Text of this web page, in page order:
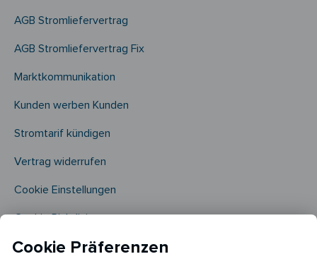
AGB Stromliefervertrag
AGB Stromliefervertrag Fix
Marktkommunikation
Kunden werben Kunden
Stromtarif kündigen
Vertrag widerrufen
Cookie Einstellungen
Cookie Richtlinie​
Cookie Präferenzen